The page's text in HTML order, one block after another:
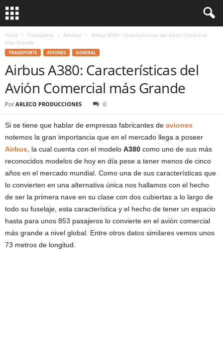
Inicio Transporte Aviones
Airbus A380: Características del Avión Comercial
más Grande
TRANSPORTE AVIONES GENERAL
Airbus A380: Características del
Avión Comercial más Grande
Por ARLECO PRODUCCIONES 0
Si se tiene que hablar de empresas fabricantes de aviones
notemos la gran importancia que en el mercado llega a poseer
Airbus , la cual cuenta con el modelo A380 como uno de sus más
reconocidos modelos de hoy en día pese a tener menos de cinco
años en el mercado mundial. Como una de sus características que
lo convierten en una alternativa única nos hallamos con el hecho
de ser la primera nave en su clase con dos cubiertas a lo largo de
todo su fuselaje, esta característica y el hecho de tener un espacio
hasta para unos 853 pasajeros lo convierte en el avión comercial
más grande a nivel global. Entre otros datos similares vemos unos
73 metros de longitud.